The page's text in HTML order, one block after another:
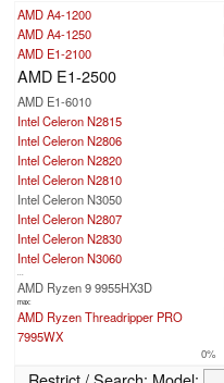
AMD A4-1200
AMD A4-1250
AMD E1-2100
AMD E1-2500
AMD E1-6010
Intel Celeron N2815
Intel Celeron N2806
Intel Celeron N2820
Intel Celeron N2810
Intel Celeron N3050
Intel Celeron N2807
Intel Celeron N2830
Intel Celeron N3060
AMD Ryzen 9 9955HX3D
max:
AMD Ryzen Threadripper PRO
7995WX
0%